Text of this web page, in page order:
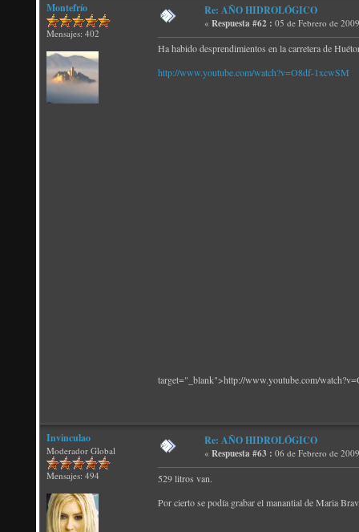
Montefrío
Mensajes: 402
Re: AÑO HIDROLÓGICO
« Respuesta #62 : 05 de Febrero de
Ha habido desprendimientos en la carretera de
http://www.youtube.com/watch?v=O8df-1xcwSM
target="_blank">http://www.youtube.com/
Invinculao
Moderador Global
Mensajes: 494
Re: AÑO HIDROLÓGICO
« Respuesta #63 : 06 de Febrero de
529 litros van.
Por cierto se podía grabar el manantial de Maria